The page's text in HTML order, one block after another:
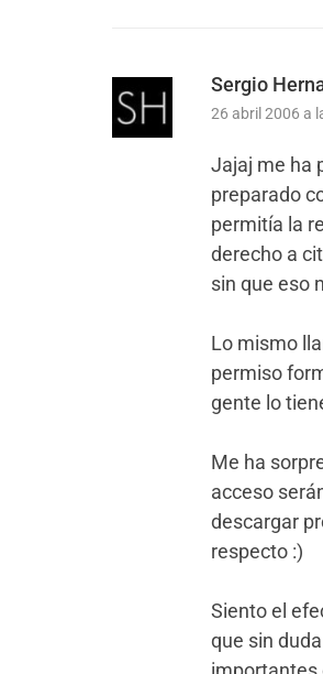
Sergio
26 abril 2006 a
Jajaj me ha
preparado
permitía la
derecho a
sin que eso
Lo mismo
permiso
gente lo
Me ha
acceso
descargar
respecto :)
Siento el
que sin